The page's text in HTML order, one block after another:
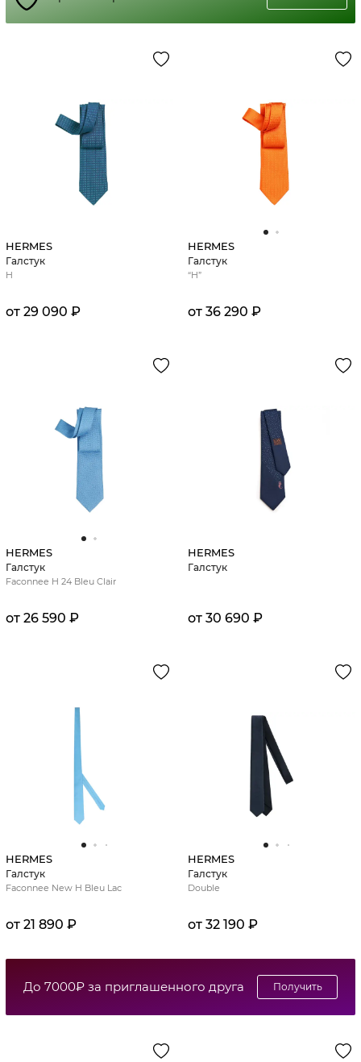
HERMES
Галстук
H
от 29 090 ₽
HERMES
Галстук
“H”
от 36 290 ₽
HERMES
Галстук
Faconnee H 24 Bleu Clair
от 26 590 ₽
HERMES
Галстук
от 30 690 ₽
HERMES
Галстук
Faconnee New H Bleu Lac
от 21 890 ₽
HERMES
Галстук
Double
от 32 190 ₽
До 7000₽ за приглашенного друга Получить